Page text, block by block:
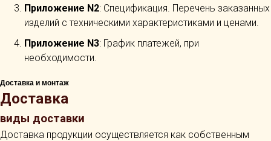
Приложение N2: Спецификация. Перечень заказанных
изделий с техническими характеристиками и ценами.
Приложение N3: График платежей, при
необходимости.
Доставка и монтаж
Доставка
виды доставки
Доставка продукции осуществляется как собственным